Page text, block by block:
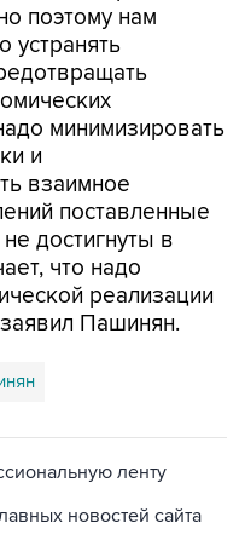
поэтому нам
устранять
минимизировать
и
взаимное
поставленные
достигнуты в
что надо
реализации
Пашинян.
ленту
новостей сайта